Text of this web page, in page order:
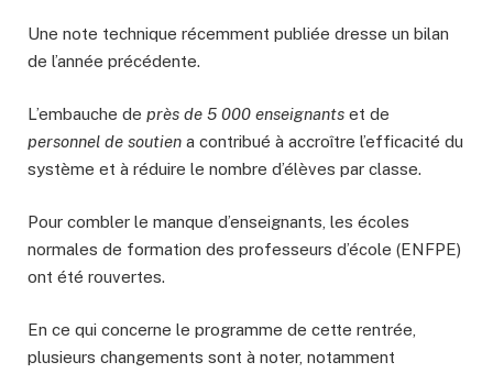
Une note technique récemment publiée dresse un bilan
de l’année précédente.
L’embauche de près de 5 000 enseignants et de
personnel de soutien a contribué à accroître l’efficacité du
système et à réduire le nombre d’élèves par classe.
Pour combler le manque d’enseignants, les écoles
normales de formation des professeurs d’école (ENFPE)
ont été rouvertes.
En ce qui concerne le programme de cette rentrée,
plusieurs changements sont à noter, notamment